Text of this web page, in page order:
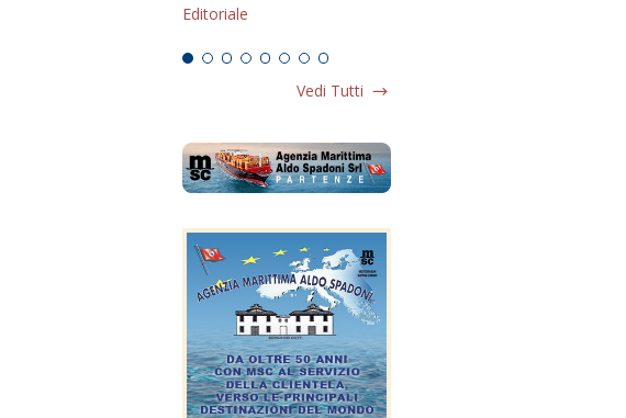
Editoriale
Vedi Tutti